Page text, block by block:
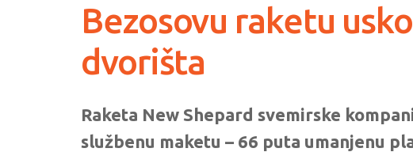
Bezosovu raketu
dvorišta
Raketa New Shepard svemirske
službenu maketu – 66 puta umanjenu